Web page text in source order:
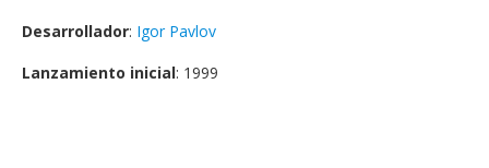
Desarrollador: Igor Pavlov
Lanzamiento inicial: 1999